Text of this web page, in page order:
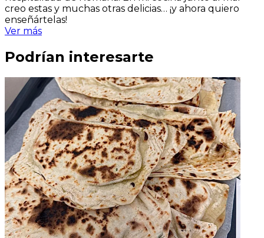
creo estas y muchas otras delicias… ¡y ahora quiero
enseñártelas!
Ver más
Podrían interesarte